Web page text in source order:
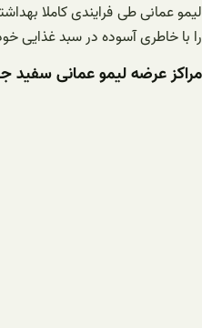
لیمو عمانی طی فرایندی کاملا
را با خاطری آسوده در سبد غذایی
مراکز عرضه لیمو عمانی سفید